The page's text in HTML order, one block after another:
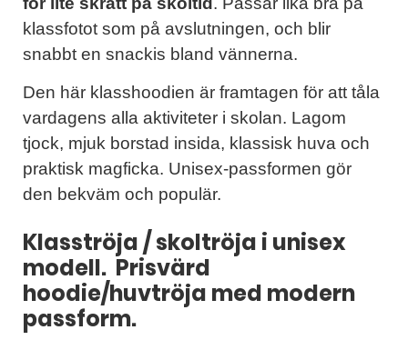
klassfotot som på avslutningen, och blir
snabbt en snackis bland vännerna.
Den här klasshoodien är framtagen för att tåla
vardagens alla aktiviteter i skolan. Lagom
tjock, mjuk borstad insida, klassisk huva och
praktisk magficka. Unisex-passformen gör
den bekväm och populär.
Klasströja / skoltröja i unisex
modell. Prisvärd
hoodie/huvtröja med modern
passform.